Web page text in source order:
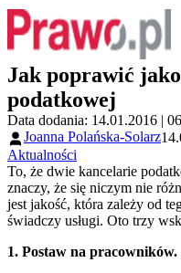
Jak poprawić
podatkowej
Data dodania: 14.01.2016 |
Joanna Polańska-Solarz
Aktualności
To, że dwie kancelarie
znaczy, że się niczym nie
jest jakość, która zależy od
świadczy usługi. Oto trzy
1. Postaw na pracowników.